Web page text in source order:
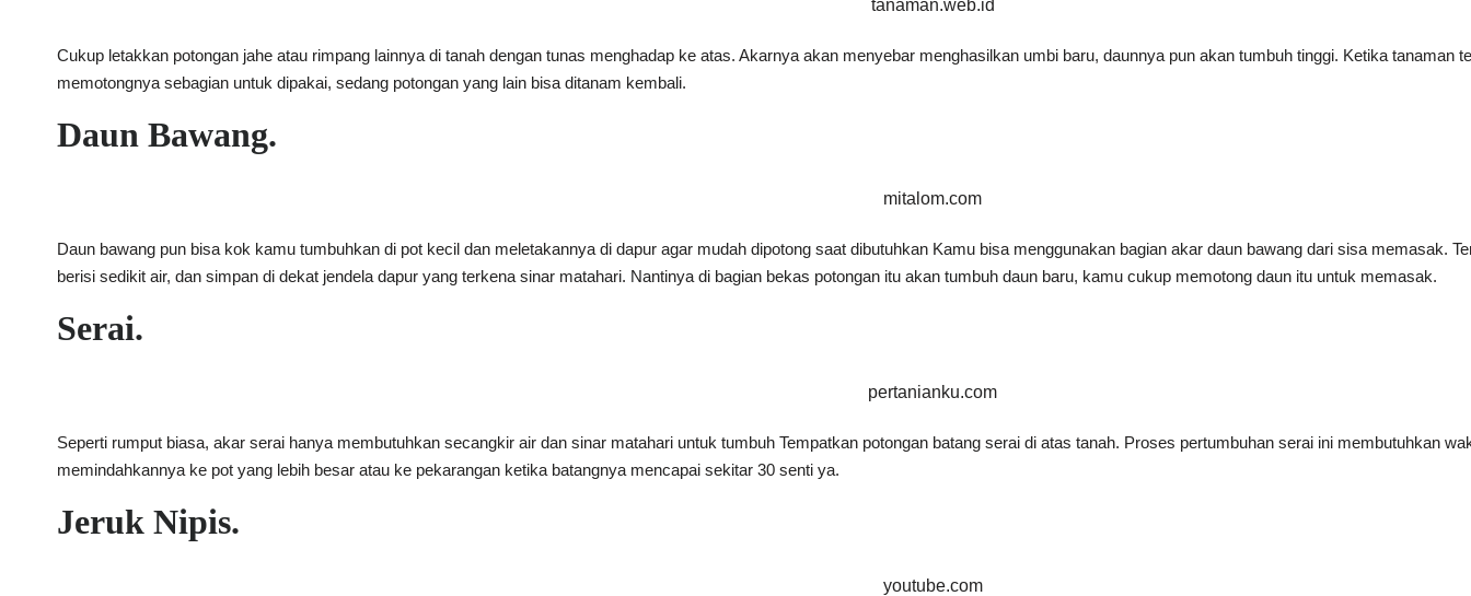
tanaman.web.id
Cukup letakkan potongan jahe atau rimpang lainnya di tanah dengan tunas menghadap ke atas. Akarnya akan menyebar menghasilkan umbi baru, daunnya pun akan tumbuh tinggi. Ketika tanaman
memotongnya sebagian untuk dipakai, sedang potongan yang lain bisa ditanam kembali.
Daun Bawang.
mitalom.com
Daun bawang pun bisa kok kamu tumbuhkan di pot kecil dan meletakannya di dapur agar mudah dipotong saat dibutuhkan Kamu bisa menggunakan bagian akar daun bawang dari sisa memasak.
berisi sedikit air, dan simpan di dekat jendela dapur yang terkena sinar matahari. Nantinya di bagian bekas potongan itu akan tumbuh daun baru, kamu cukup memotong daun itu untuk memasak.
Serai.
pertanianku.com
Seperti rumput biasa, akar serai hanya membutuhkan secangkir air dan sinar matahari untuk tumbuh Tempatkan potongan batang serai di atas tanah. Proses pertumbuhan serai ini membutuhkan
memindahkannya ke pot yang lebih besar atau ke pekarangan ketika batangnya mencapai sekitar 30 senti ya.
Jeruk Nipis.
youtube.com